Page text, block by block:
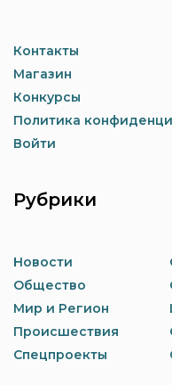
Контакты
Магазин
Конкурсы
Политика
Войти
Рубрики
Новости
Общество
Мир и Регион
Происшествия
Спецпроекты